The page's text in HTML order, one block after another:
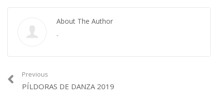
About The Author
-
Previous
PÍLDORAS DE DANZA 2019